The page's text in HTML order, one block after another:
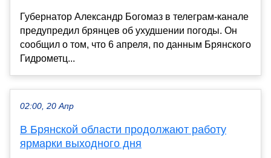
Губернатор Александр Богомаз в телеграм-канале
предупредил брянцев об ухудшении погоды. Он
сообщил о том, что 6 апреля, по данным Брянского
Гидрометц...
02:00, 20 Апр
В Брянской области продолжают работу
ярмарки выходного дня